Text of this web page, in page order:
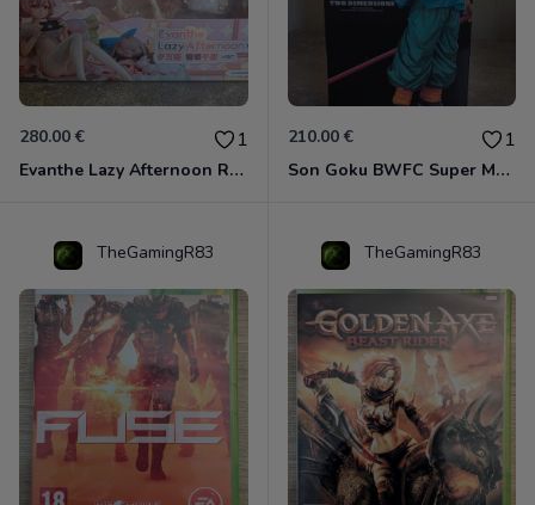
280.00 € 1
Evanthe Lazy Afternoon Red Pride of Eden
210.00 € 1
Son Goku BWFC Super Master Stars
TheGamingR83 TheGamingR83